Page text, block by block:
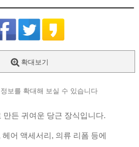
확대보기
보를 확대해 보실 수 있습니다
만든 귀여운 당근 장식입니다.
어 액세서리, 의류 리폼 등에